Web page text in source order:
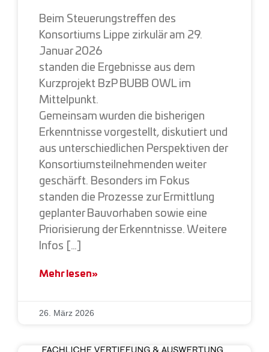
Beim Steuerungstreffen des
Konsortiums Lippe zirkulär am 29.
Januar 2026
standen die Ergebnisse aus dem
Kurzprojekt BzP BUBB OWL im
Mittelpunkt.
Gemeinsam wurden die bisherigen
Erkenntnisse vorgestellt, diskutiert und
aus unterschiedlichen Perspektiven der
Konsortiumsteilnehmenden weiter
geschärft. Besonders im Fokus
standen die Prozesse zur Ermittlung
geplanter Bauvorhaben sowie eine
Priorisierung der Erkenntnisse. Weitere
Infos […]
Mehr lesen»
26. März 2026